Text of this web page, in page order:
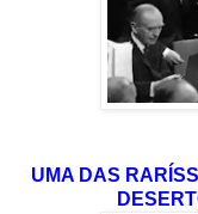
UMA DAS